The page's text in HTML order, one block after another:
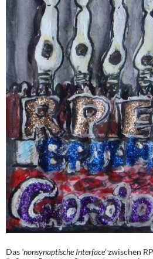
Das ’nonsynaptische Interface‘zwischen